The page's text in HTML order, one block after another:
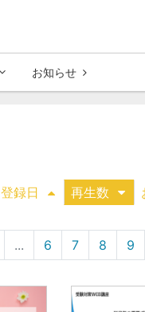
お知らせ
登録日 再生数
... 6 7 8 9